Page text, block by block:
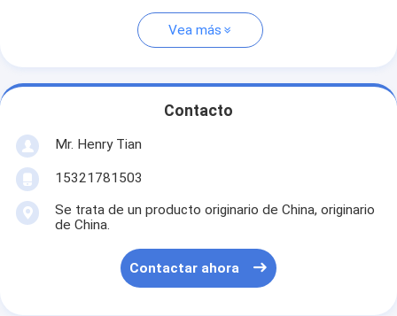
Vea más
Contacto
Mr. Henry Tian
15321781503
Se trata de un producto originario de China, originario
de China.
Contactar ahora